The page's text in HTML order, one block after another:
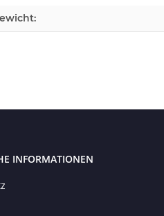
INFORMATIONEN